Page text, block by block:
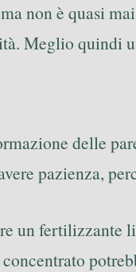
non è quasi
Meglio quindi
delle
pazienza,
un fertilizzante